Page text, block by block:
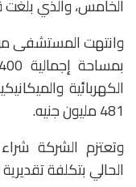
الخامس، والذي بلغت قيمة
وانتهت المستشفى من
الكهربائية
481 مليون جنيه.
وتعتزم الشركة
الحالي بتكلفة تقديرية 15 مليون جنيه.